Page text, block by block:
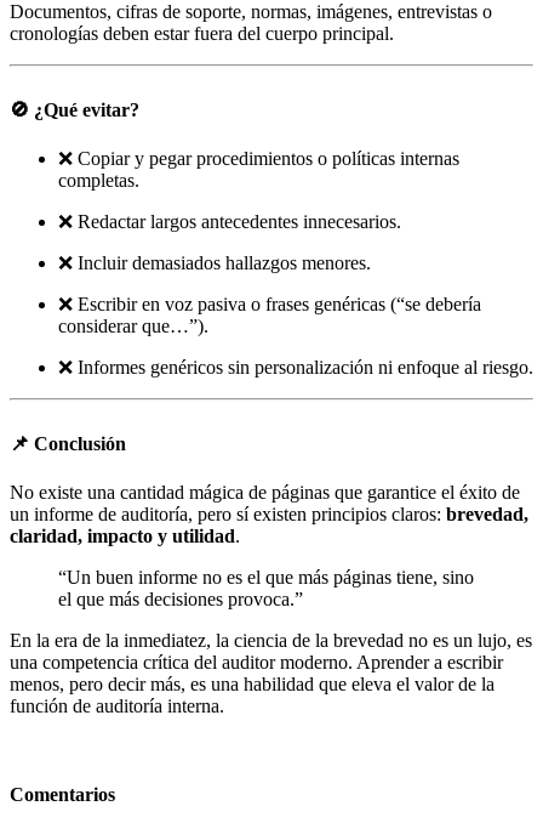
Documentos, cifras de soporte, normas, imágenes, entrevistas o
cronologías deben estar fuera del cuerpo principal.
🚫 ¿Qué evitar?
❌ Copiar y pegar procedimientos o políticas internas
completas.
❌ Redactar largos antecedentes innecesarios.
❌ Incluir demasiados hallazgos menores.
❌ Escribir en voz pasiva o frases genéricas (“se debería
considerar que…”).
❌ Informes genéricos sin personalización ni enfoque al riesgo.
📌 Conclusión
No existe una cantidad mágica de páginas que garantice el éxito de
un informe de auditoría, pero sí existen principios claros: brevedad,
claridad, impacto y utilidad.
“Un buen informe no es el que más páginas tiene, sino
el que más decisiones provoca.”
En la era de la inmediatez, la ciencia de la brevedad no es un lujo, es
una competencia crítica del auditor moderno. Aprender a escribir
menos, pero decir más, es una habilidad que eleva el valor de la
función de auditoría interna.
Comentarios